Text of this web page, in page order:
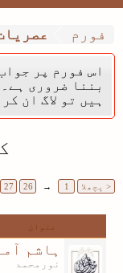
فورم
اس فورم پر
بننا ضروری
ہیں تو لاگ ان
< پچھلا 1
→
26
27
عنوان
ہاشم
نورمحمد